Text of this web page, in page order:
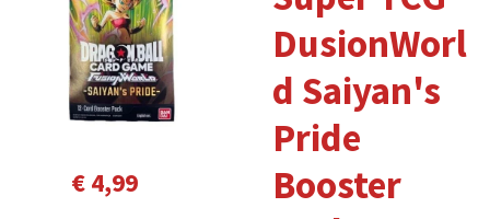
DusionWorl
d Saiyan's
Pride
Booster
€ 4,99